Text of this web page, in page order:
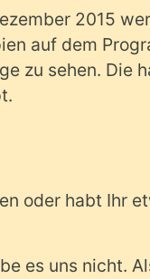
2015
auf dem
zu sehen. Die
oder habt Ihr
es uns nicht.